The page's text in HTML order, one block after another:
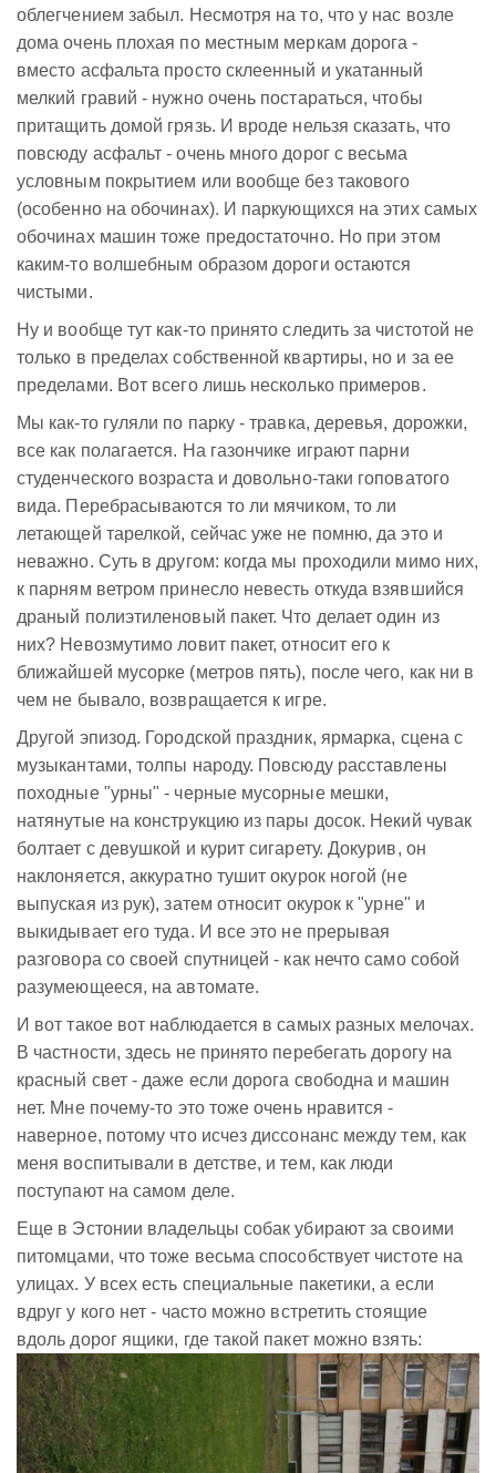
облегчением забыл. Несмотря на то, что у нас возле
дома очень плохая по местным меркам дорога -
вместо асфальта просто склеенный и укатанный
мелкий гравий - нужно очень постараться, чтобы
притащить домой грязь. И вроде нельзя сказать, что
повсюду асфальт - очень много дорог с весьма
условным покрытием или вообще без такового
(особенно на обочинах). И паркующихся на этих самых
обочинах машин тоже предостаточно. Но при этом
каким-то волшебным образом дороги остаются
чистыми.
Ну и вообще тут как-то принято следить за чистотой не
только в пределах собственной квартиры, но и за ее
пределами. Вот всего лишь несколько примеров.
Мы как-то гуляли по парку - травка, деревья, дорожки,
все как полагается. На газончике играют парни
студенческого возраста и довольно-таки гоповатого
вида. Перебрасываются то ли мячиком, то ли
летающей тарелкой, сейчас уже не помню, да это и
неважно. Суть в другом: когда мы проходили мимо них,
к парням ветром принесло невесть откуда взявшийся
драный полиэтиленовый пакет. Что делает один из
них? Невозмутимо ловит пакет, относит его к
ближайшей мусорке (метров пять), после чего, как ни в
чем не бывало, возвращается к игре.
Другой эпизод. Городской праздник, ярмарка, сцена с
музыкантами, толпы народу. Повсюду расставлены
походные "урны" - черные мусорные мешки,
натянутые на конструкцию из пары досок. Некий чувак
болтает с девушкой и курит сигарету. Докурив, он
наклоняется, аккуратно тушит окурок ногой (не
выпуская из рук), затем относит окурок к "урне" и
выкидывает его туда. И все это не прерывая
разговора со своей спутницей - как нечто само собой
разумеющееся, на автомате.
И вот такое вот наблюдается в самых разных мелочах.
В частности, здесь не принято перебегать дорогу на
красный свет - даже если дорога свободна и машин
нет. Мне почему-то это тоже очень нравится -
наверное, потому что исчез диссонанс между тем, как
меня воспитывали в детстве, и тем, как люди
поступают на самом деле.
Еще в Эстонии владельцы собак убирают за своими
питомцами, что тоже весьма способствует чистоте на
улицах. У всех есть специальные пакетики, а если
вдруг у кого нет - часто можно встретить стоящие
вдоль дорог ящики, где такой пакет можно взять: